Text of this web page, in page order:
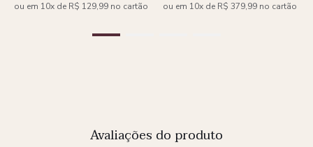
ou em 10x de R$ 129,99 no cartão ou em 10x de R$ 379,99 no cartão
Avaliações do produto